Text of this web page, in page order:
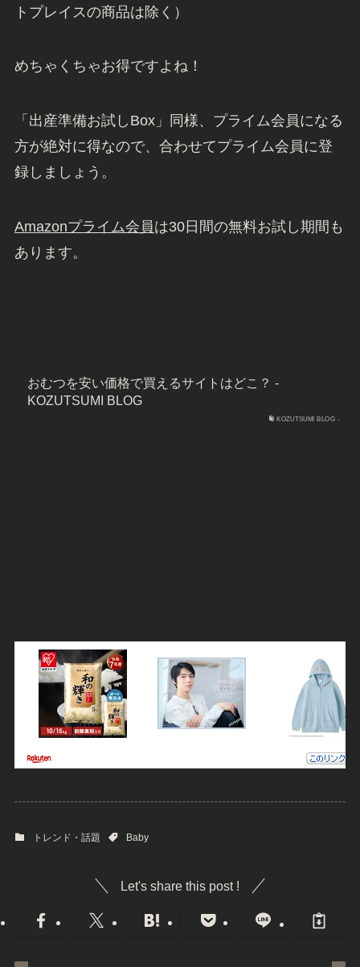
トプレイスの商品は除く）
めちゃくちゃお得ですよね！
「出産準備お試しBox」同様、プライム会員になる
方が絶対に得なので、合わせてプライム会員に登
録しましょう。
Amazonプライム会員は30日間の無料お試し期間も
あります。
KOZUTSUMI BLOG -
おむつを安い価格で買えるサイトはどこ？ -
KOZUTSUMI BLOG
トレンド・話題 Baby
Let's share this post !